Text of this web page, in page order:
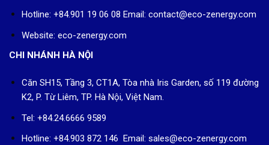
Hotline: +84.901 19 06 08 Email: contact@eco-zenergy.com
Website: eco-zenergy.com
CHI NHÁNH HÀ NỘI
Căn SH15, Tầng 3, CT1A, Tòa nhà Iris Garden, số 119 đường
K2, P. Từ Liêm, TP. Hà Nội, Việt Nam.
Tel: +84.24.6666 9589
Hotline: +84.903 872 146 Email: sales@eco-zenergy.com